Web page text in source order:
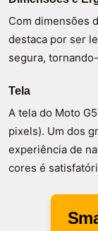
Com dimensões
destaca por ser
segura,
Tela
A tela do Moto
pixels). Um dos
experiência de
cores é